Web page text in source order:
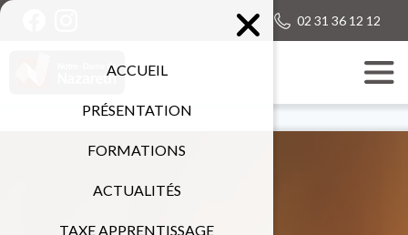
ACCUEIL
PRÉSENTATION
FORMATIONS
ACTUALITÉS
TAXE APPRENTISSAGE
02 31 36 12 12